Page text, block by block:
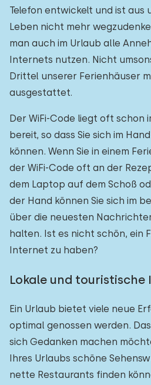
Telefon entwickelt und ist aus
Leben nicht mehr
man auch im Urlaub alle
Internets nutzen. Nicht
Drittel unserer Ferienhäuser
ausgestattet.
Der WiFi-Code liegt oft schon
bereit, so dass Sie sich im
können. Wenn Sie in einem
der WiFi-Code oft an der
dem Laptop auf dem Schoß
der Hand können Sie sich im
über die neuesten
halten. Ist es nicht schön, ein
Internet zu haben?
Lokale und
Ein Urlaub bietet viele neue
optimal genossen werden.
sich Gedanken machen
Ihres Urlaubs schöne
nette Restaurants finden